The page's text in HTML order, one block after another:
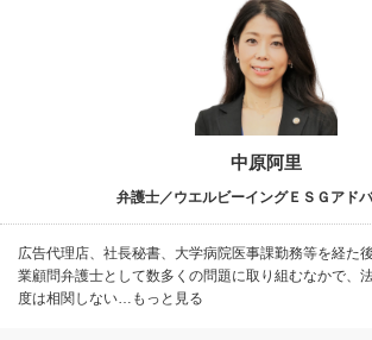
中原阿里
弁護士／ウエルビーイングＥＳＧアド
広告代理店、社長秘書、大学病院医事課勤務等を経た
業顧問弁護士として数多くの問題に取り組むなかで、
度は相関しない…もっと見る